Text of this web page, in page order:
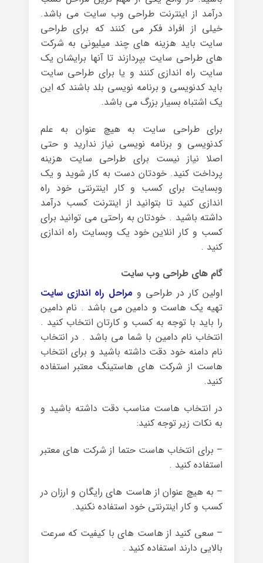
درآمد از اینترنت طراحی وب سایت می باشد.
خیلی از افراد فکر می کنند که برای طراحی
سایت باید هزینه های چند میلیونی به شرکت
های طراحی سایت بپردازند تا آنها برایشان یک
سایت راه اندازی کنند و یا برای طراحی سایت
باید کدنویسی و برنامه نویسی بلد باشند که این
یک اشتباه بسیار بزرگ می باشد.
برای طراحی سایت به هیچ عنوان به علم
کدنویسی و برنامه نویسی نیاز ندارید و حتی
اصلا نیاز نیست برای طراحی سایت هزینه
پرداخت کنید. خودتان دست به کار شوید و یک
وبسایت برای کسب و کار اینترنتی خود راه
اندازی کنید تا بتوانید از اینترنت کسب درآمد
داشته باشید . خودتان به راحتی می توانید برای
کسب و کار انلاین خود یک وبسایت راه اندازی
کنید .
گام های طراحی وب سایت
اولین کار در طراحی و مراحل راه اندازی سایت
تهیه یک هاست و دامین می باشد . نام دامین
را باید با توجه به کسب و کارتان انتخاب کنید .
انتخاب نام دامین با شما می باشد . در انتخاب
نام دامنه خود دقت داشته باشید و برای انتخاب
هاست از شرکت های هاستینگ معتبر استفاده
کنید.
در انتخاب هاست مناسب دقت داشته باشید و
به نکات زیر توجه کنید:
– برای انتخاب هاست حتما از شرکت های معتبر
استفاده کنید .
– به هیچ عنوان از هاست های رایگان و ارزان در
کسب و کار اینترنتی خود استفاده نکنید.
– سعی کنید از هاست های با کیفیت که سرعت
بالایی دارند استفاده کنید .